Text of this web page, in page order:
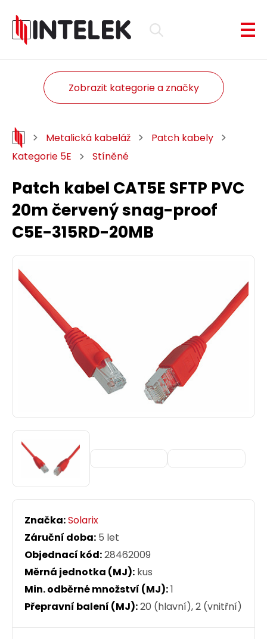
Zobrazit kategorie a značky
Metalická kabeláž
Patch kabely
Kategorie 5E
Stíněné
Patch kabel CAT5E SFTP PVC
20m červený snag-proof
C5E-315RD-20MB
Značka:Solarix
Záruční doba: 5 let
Objednací kód:28462009
Měrná jednotka (MJ): kus
Min. odběrné množství (MJ):1
Přepravní balení (MJ):20 (hlavní), 2 (vnitřní)